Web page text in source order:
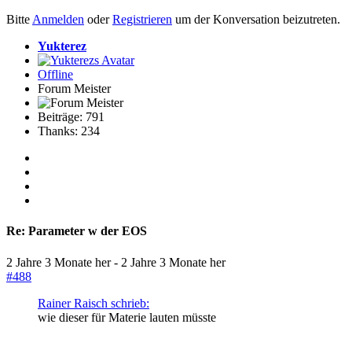
Bitte Anmelden oderRegistrieren um der Konversation beizutreten.
Yukterez
Offline
Forum Meister
Beiträge: 791
Thanks: 234
Re: Parameter w der EOS
2 Jahre 3 Monate her- 2 Jahre 3 Monate her
#488
Rainer Raisch schrieb:
wie dieser für Materie lauten müsste